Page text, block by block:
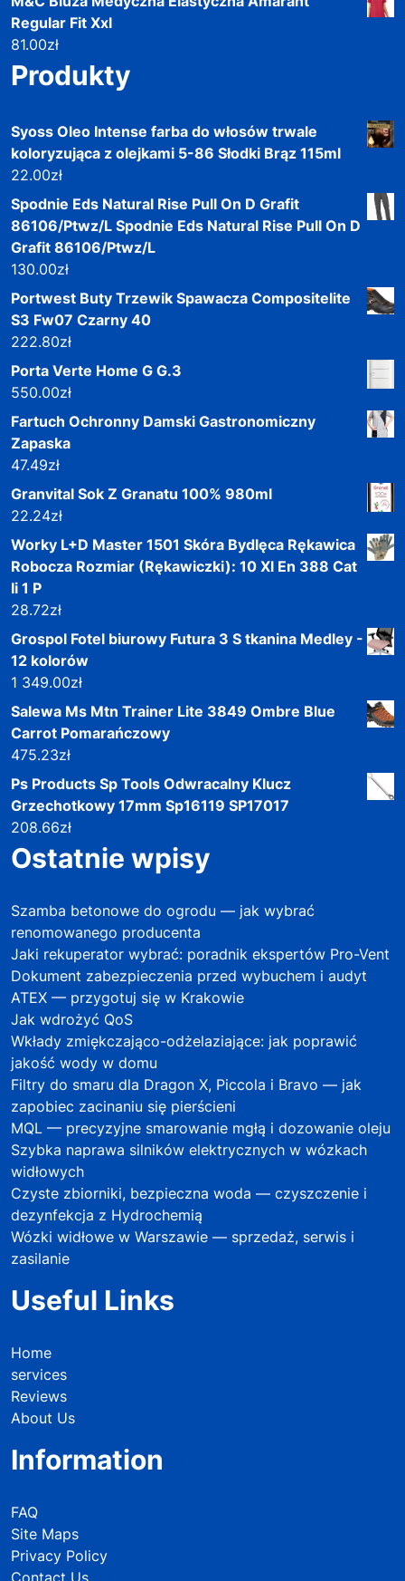
Regular Fit Xxl
81.00zł
Produkty
Syoss Oleo Intense farba do włosów trwale
koloryzująca z olejkami 5-86 Słodki Brąz 115ml
22.00zł
Spodnie Eds Natural Rise Pull On D Grafit
86106/Ptwz/L Spodnie Eds Natural Rise Pull On D
Grafit 86106/Ptwz/L
130.00zł
Portwest Buty Trzewik Spawacza Compositelite
S3 Fw07 Czarny 40
222.80zł
Porta Verte Home G G.3
550.00zł
Fartuch Ochronny Damski Gastronomiczny
Zapaska
47.49zł
Granvital Sok Z Granatu 100% 980ml
22.24zł
Worky L+D Master 1501 Skóra Bydlęca Rękawica
Robocza Rozmiar (Rękawiczki): 10 Xl En 388 Cat
Ii 1 P
28.72zł
Grospol Fotel biurowy Futura 3 S tkanina Medley -
12 kolorów
1 349.00zł
Salewa Ms Mtn Trainer Lite 3849 Ombre Blue
Carrot Pomarańczowy
475.23zł
Ps Products Sp Tools Odwracalny Klucz
Grzechotkowy 17mm Sp16119 SP17017
208.66zł
Ostatnie wpisy
Szamba betonowe do ogrodu — jak wybrać
renomowanego producenta
Jaki rekuperator wybrać: poradnik ekspertów Pro-Vent
Dokument zabezpieczenia przed wybuchem i audyt
ATEX — przygotuj się w Krakowie
Jak wdrożyć QoS
Wkłady zmiękczająco-odżelaziające: jak poprawić
jakość wody w domu
Filtry do smaru dla Dragon X, Piccola i Bravo — jak
zapobiec zacinaniu się pierścieni
MQL — precyzyjne smarowanie mgłą i dozowanie oleju
Szybka naprawa silników elektrycznych w wózkach
widłowych
Czyste zbiorniki, bezpieczna woda — czyszczenie i
dezynfekcja z Hydrochemią
Wózki widłowe w Warszawie — sprzedaż, serwis i
zasilanie
Useful Links
Home
services
Reviews
About Us
Information
FAQ
Site Maps
Privacy Policy
Contact Us